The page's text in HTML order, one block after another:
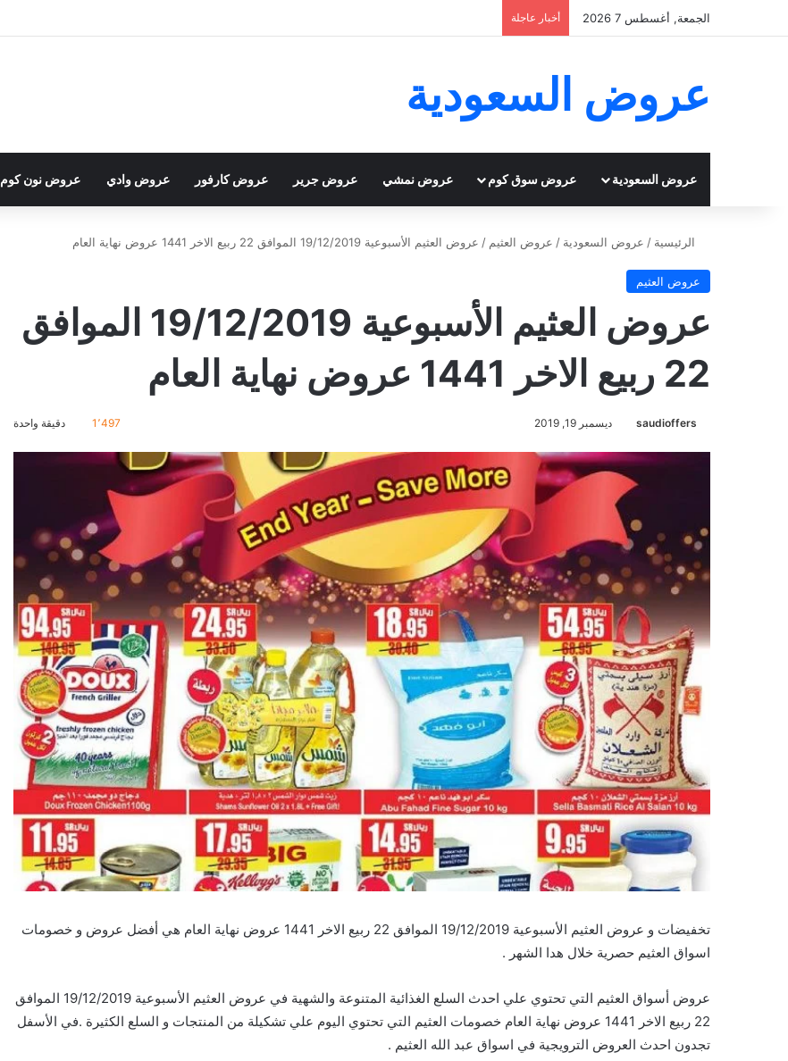
الجمعة, أغسطس 7 2026 أخبار عاجلة
عروض السعودية
عروض السعودية عروض سوق كوم عروض نمشي عروض جرير عروض كارفور عروض وادي عروض نون كوم
الرئيسية / عروض السعودية / عروض العثيم / عروض العثيم الأسبوعية 19/12/2019 الموافق 22 ربيع الاخر 1441 عروض نهاية العام
عروض العثيم
عروض العثيم الأسبوعية 19/12/2019 الموافق
22 ربيع الاخر 1441 عروض نهاية العام
saudioffers ديسمبر 19, 2019 1٬497 دقيقة واحدة
تخفيضات و عروض العثيم الأسبوعية 19/12/2019 الموافق 22 ربيع الاخر 1441 عروض نهاية العام هي أفضل عروض و خصومات
اسواق العثيم حصرية خلال هدا الشهر .
عروض أسواق العثيم التي تحتوي علي احدث السلع الغذائية المتنوعة والشهية في عروض العثيم الأسبوعية 19/12/2019 الموافق
22 ربيع الاخر 1441 عروض نهاية العام خصومات العثيم التي تحتوي اليوم علي تشكيلة من المنتجات و السلع الكثيرة .في الأسفل
تجدون احدث العروض الترويجية في اسواق عبد الله العثيم .